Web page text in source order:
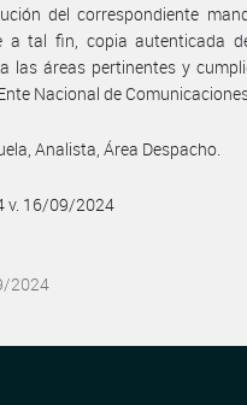
del correspondiente
a tal fin, copia autenticada
las áreas pertinentes y
Nacional de
Analista, Área Despacho.
v. 16/09/2024
2024